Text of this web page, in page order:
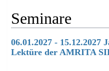
Seminare
06.01.2027 - 15.12.2027
Lektüre der AMRITA